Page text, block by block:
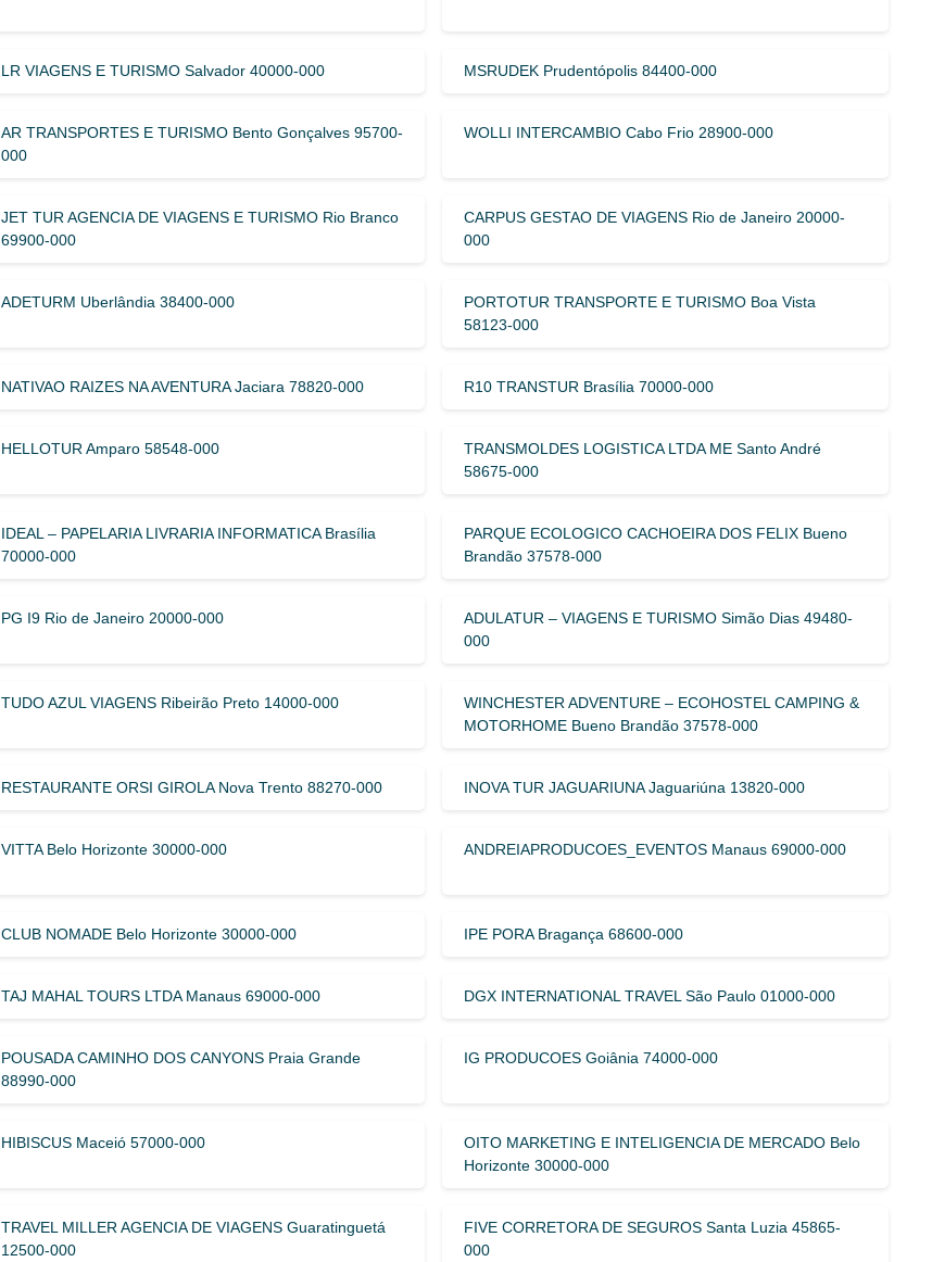
LR VIAGENS E TURISMO Salvador 40000-000 MSRUDEK Prudentópolis 84400-000
AR TRANSPORTES E TURISMO Bento Gonçalves 95700-
000
WOLLI INTERCAMBIO Cabo Frio 28900-000
JET TUR AGENCIA DE VIAGENS E TURISMO Rio Branco
69900-000
CARPUS GESTAO DE VIAGENS Rio de Janeiro 20000-
000
ADETURM Uberlândia 38400-000
PORTOTUR TRANSPORTE E TURISMO Boa Vista
58123-000
NATIVAO RAIZES NA AVENTURA Jaciara 78820-000 R10 TRANSTUR Brasília 70000-000
HELLOTUR Amparo 58548-000
TRANSMOLDES LOGISTICA LTDA ME Santo André
58675-000
IDEAL – PAPELARIA LIVRARIA INFORMATICA Brasília
70000-000
PARQUE ECOLOGICO CACHOEIRA DOS FELIX Bueno
Brandão 37578-000
PG I9 Rio de Janeiro 20000-000
ADULATUR – VIAGENS E TURISMO Simão Dias 49480-
000
TUDO AZUL VIAGENS Ribeirão Preto 14000-000
WINCHESTER ADVENTURE – ECOHOSTEL CAMPING &
MOTORHOME Bueno Brandão 37578-000
RESTAURANTE ORSI GIROLA Nova Trento 88270-000 INOVA TUR JAGUARIUNA Jaguariúna 13820-000
VITTA Belo Horizonte 30000-000 ANDREIAPRODUCOES_EVENTOS Manaus 69000-000
CLUB NOMADE Belo Horizonte 30000-000 IPE PORA Bragança 68600-000
TAJ MAHAL TOURS LTDA Manaus 69000-000 DGX INTERNATIONAL TRAVEL São Paulo 01000-000
POUSADA CAMINHO DOS CANYONS Praia Grande
88990-000
IG PRODUCOES Goiânia 74000-000
HIBISCUS Maceió 57000-000
OITO MARKETING E INTELIGENCIA DE MERCADO Belo
Horizonte 30000-000
TRAVEL MILLER AGENCIA DE VIAGENS Guaratinguetá
12500-000
FIVE CORRETORA DE SEGUROS Santa Luzia 45865-
000